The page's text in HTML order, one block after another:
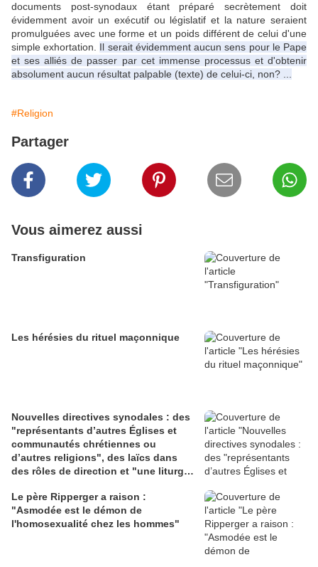
documents post-synodaux étant préparé secrètement doit
évidemment avoir un exécutif ou législatif et la nature seraient
promulguées avec une forme et un poids différent de celui d'une
simple exhortation.
Il serait évidemment aucun sens pour le Pape
et ses alliés de passer par cet immense processus et d'obtenir
absolument aucun résultat palpable (texte) de celui-ci, non? ...
#Religion
Partager
Vous aimerez aussi
Transfiguration
Les hérésies du rituel maçonnique
Nouvelles directives synodales : des
"représentants d’autres Églises et
communautés chrétiennes ou
d’autres religions", des laïcs dans
des rôles de direction et "une liturgie
Le père Ripperger a raison :
"Asmodée est le démon de
l'homosexualité chez les hommes"